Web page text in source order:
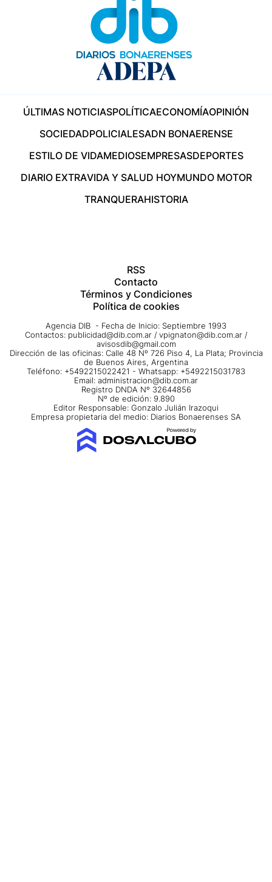
ÚLTIMAS NOTICIASPOLÍTICAECONOMÍAOPINIÓN
SOCIEDADPOLICIALESADN BONAERENSE
ESTILO DE VIDAMEDIOSEMPRESASDEPORTES
DIARIO EXTRAVIDA Y SALUD HOYMUNDO MOTOR
TRANQUERAHISTORIA
RSS
Contacto
Términos y Condiciones
Política de cookies
Agencia DIB - Fecha de Inicio: Septiembre 1993
Contactos: publicidad@dib.com.ar / vpignaton@dib.com.ar /
avisosdib@gmail.com
Dirección de las oficinas: Calle 48 Nº 726 Piso 4, La Plata; Provincia
de Buenos Aires, Argentina
Teléfono: +5492215022421 - Whatsapp: +5492215031783
Email: administracion@dib.com.ar
Registro DNDA Nº 32644856
Nº de edición: 9.890
Editor Responsable: Gonzalo Julián Irazoqui
Empresa propietaria del medio: Diarios Bonaerenses SA